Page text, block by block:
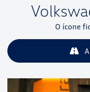
O ícone